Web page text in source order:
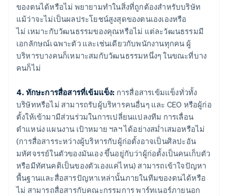
ของตนได้หรือไม่ พยายามทําในสิ่งที่ถูกต้องสําหรับบริษัท
แม้ว่าจะไม่เป็นผลประโยชน์สูงสุดของตนเองเองหรือ
ไม่ เหมาะกับวัฒนธรรมของคุณหรือไม่ แต่ละวัฒนธรรมมี
เอกลักษณ์เฉพาะตัว และเช่นเดียวกับพนักงานทุกคน ผู้
บริหารบางคนก็เหมาะสมกับวัฒนธรรมหนึ่งๆ ในขณะที่บาง
คนก็ไม่
4. ทักษะการสื่อสารที่เข้มแข็ง: การสื่อสารเข้มแข็งทั่วทั้ง
บริษัทหรือไม่ สามารถรับผู้บริหารคนอื่นๆ และ CEO หรือผู้ก่อ
ตั้งให้เข้ามามีส่วนร่วมในการเปลี่ยนแปลงทีม การเลื่อน
ตำแหน่ง แผนงาน เป้าหมาย ฯลฯ ได้อย่างสม่ำเสมอหรือไม่
(การสื่อสารระหว่างผู้บริหารกับผู้ก่อตั้งอาจเป็นศิลปะอัน
มหัศจรรย์ในตัวของมันเอง ขึ้นอยู่กับว่าผู้ก่อตั้งเป็นคนเก็บตัว
หรือมีทัศนคติเป็นของตัวเองแค่ไหน) สามารถเข้าใจปัญหา
พื้นฐานและสื่อสารปัญหาเหล่านั้นภายในทีมของตนได้หรือ
ไม่ สามารถสื่อสารกับคณะกรรมการ พาร์ทเนอร์ภายนอก